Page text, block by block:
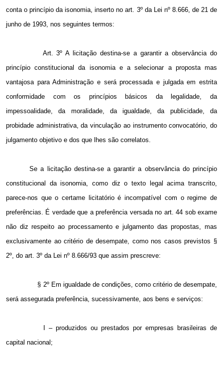
conta o princípio da isonomia, inserto no art. 3º da Lei nº 8.666, de 21 de
junho de 1993, nos seguintes termos:
Art. 3º A licitação destina-se a garantir a observância do
princípio constitucional da isonomia e a selecionar a proposta mas
vantajosa para Administração e será processada e julgada em estrita
conformidade com os princípios básicos da legalidade, da
impessoalidade, da moralidade, da igualdade, da publicidade, da
probidade administrativa, da vinculação ao instrumento convocatório, do
julgamento objetivo e dos que lhes são correlatos.
Se a licitação destina-se a garantir a observância do princípio
constitucional da isonomia, como diz o texto legal acima transcrito,
parece-nos que o certame licitatório é incompatível com o regime de
preferências. É verdade que a preferência versada no art. 44 sob exame
não diz respeito ao processamento e julgamento das propostas, mas
exclusivamente ao critério de desempate, como nos casos previstos §
2º, do art. 3º da Lei nº 8.666/93 que assim prescreve:
§ 2º Em igualdade de condições, como critério de desempate,
será assegurada preferência, sucessivamente, aos bens e serviços:
I – produzidos ou prestados por empresas brasileiras de
capital nacional;